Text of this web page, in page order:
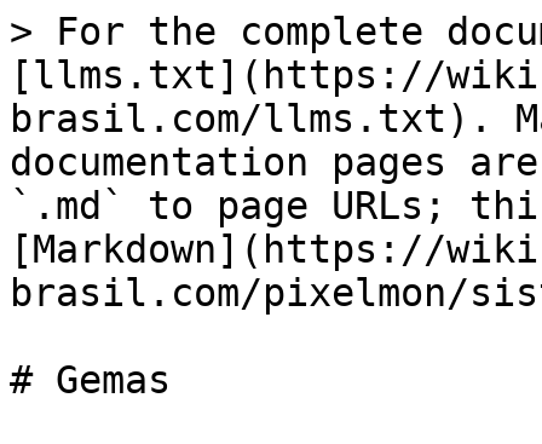
> For the complete
[llms.txt](https://
brasil.com/llms.txt).
documentation pages
`.md` to page URLs;
[Markdown](https://
brasil.com/pixelmon/
# Gemas